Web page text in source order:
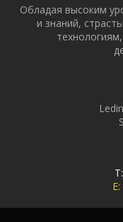
Обладая высоким
и знаний,